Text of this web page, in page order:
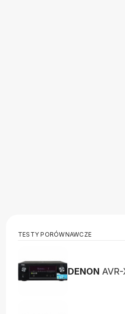
TESTY PORÓWNAWCZE
DENON